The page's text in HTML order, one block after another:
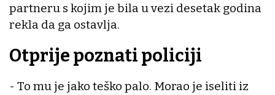
partneru s kojim je bila u vezi desetak godina
rekla da ga ostavlja.
Otprije poznati policiji
- To mu je jako teško palo. Morao je iseliti iz